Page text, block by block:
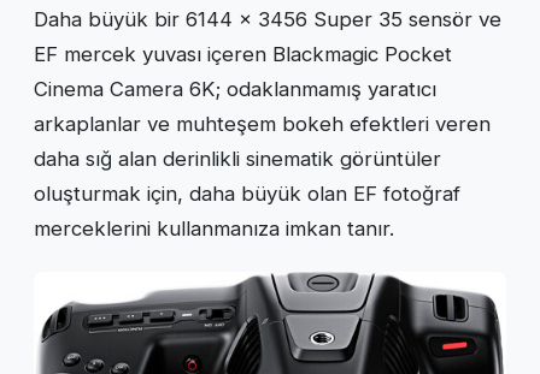
Daha büyük bir 6144 x 3456 Super 35 sensör ve
EF mercek yuvası içeren Blackmagic Pocket
Cinema Camera 6K; odaklanmamış yaratıcı
arkaplanlar ve muhteşem bokeh efektleri veren
daha sığ alan derinlikli sinematik görüntüler
oluşturmak için, daha büyük olan EF fotoğraf
merceklerini kullanmanıza imkan tanır.